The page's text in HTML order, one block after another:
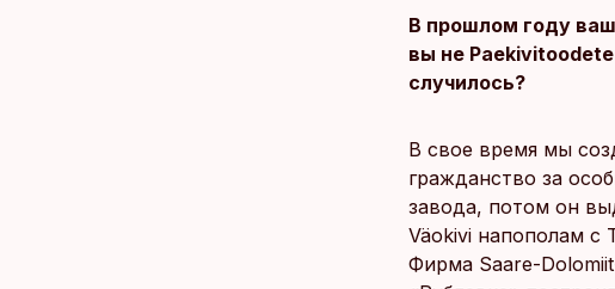
В прошлом году
вы не
случилось?
В свое время мы
гражданство за
завода, потом он
Väokivi напополам
Фирма Saare-